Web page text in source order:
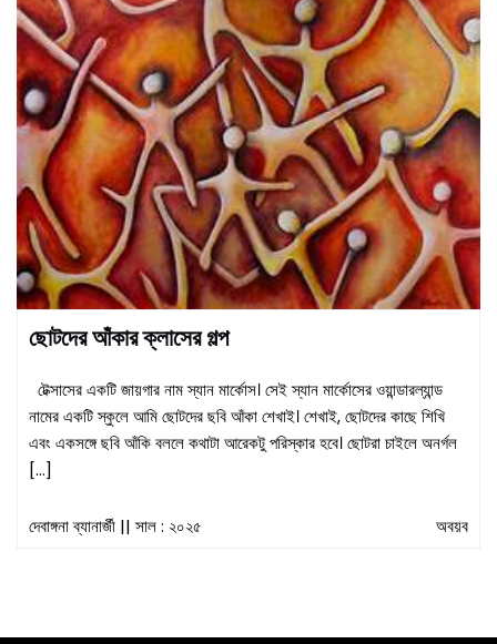
ছোটদের আঁকার ক্লাসের গল্প
টেক্সাসের একটি জায়গার নাম স্যান মার্কোস। সেই স্যান মার্কোসের ওয়ান্ডারল্যান্ড
নামের একটি স্কুলে আমি ছোটদের ছবি আঁকা শেখাই। শেখাই, ছোটদের কাছে শিখি
এবং একসঙ্গে ছবি আঁকি বললে কথাটা আরেকটু পরিস্কার হবে। ছোটরা চাইলে অনর্গল
[…]
দেবাঙ্গনা ব্যানার্জী || সাল : ২০২৫ অবয়ব